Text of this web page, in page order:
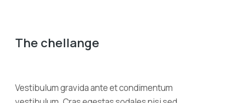
The chellange
Vestibulum gravida ante et condimentum